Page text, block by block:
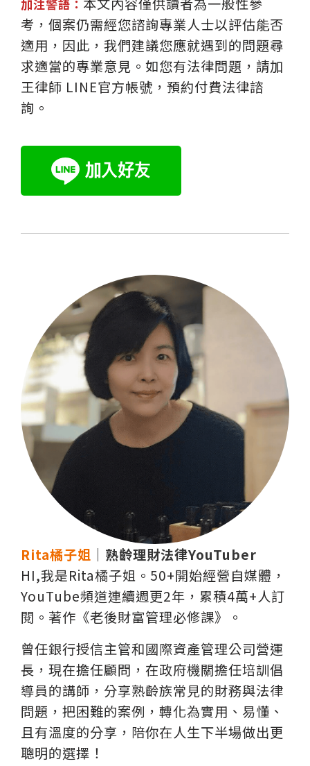
加注警語：
考，個案仍需經您諮詢專業人士以評估能否
適用，因此，我們建議您應就遇到的問題尋
求適當的專業意見。如您有法律問題，請加
王律師 LINE官方帳號，預約付費法律諮
詢。
Rita橘子姐 ｜熟齡理財法律YouTuber
HI,我是Rita橘子姐。50+開始經營自媒體，
YouTube頻道連續週更2年，累積4萬+人訂
閱。著作《老後財富管理必修課》。
曾任銀行授信主管和國際資產管理公司營運
長，現在擔任顧問，在政府機關擔任培訓倡
導員的講師，分享熟齡族常見的財務與法律
問題，把困難的案例，轉化為實用、易懂、
且有溫度的分享，陪你在人生下半場做出更
聰明的選擇！